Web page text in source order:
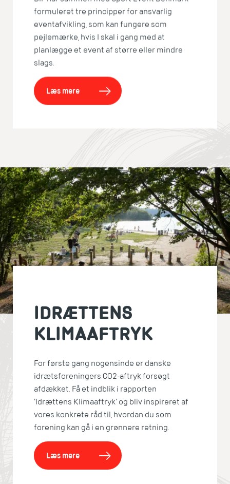
formuleret tre principper for ansvarlig
eventafvikling, som kan fungere som
pejlemærke, hvis I skal i gang med at
planlægge et event af større eller mindre
slags.
Læs mere
IDRÆTTENS
KLIMAAFTRYK
For første gang nogensinde er danske
idrætsforeningers CO2-aftryk forsøgt
afdækket. Få et indblik i rapporten
'Idrættens Klimaaftryk' og bliv inspireret af
vores konkrete råd til, hvordan du som
forening kan gå i en grønnere retning.
Læs mere